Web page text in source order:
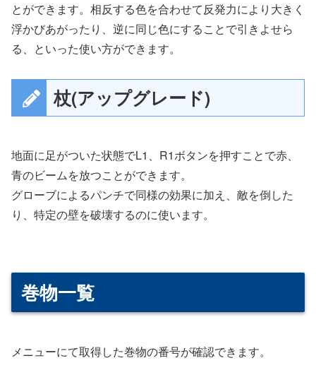
とができます。相反する色を合わせて反発力により大きく
浮かびあがったり、逆に同じ色にすることで引きよせら
る、といった使い方ができます。
杖(アップグレード)
地面に足がついた状態でL1、R1ボタンを押すことで赤、
青のビームを放つことができます。
グローブによるパンチで同様の効果に加え、敵を倒した
り、特定の壁を破壊するのに使います。
巻物一覧
メニューにて取得した巻物の番号が確認できます。